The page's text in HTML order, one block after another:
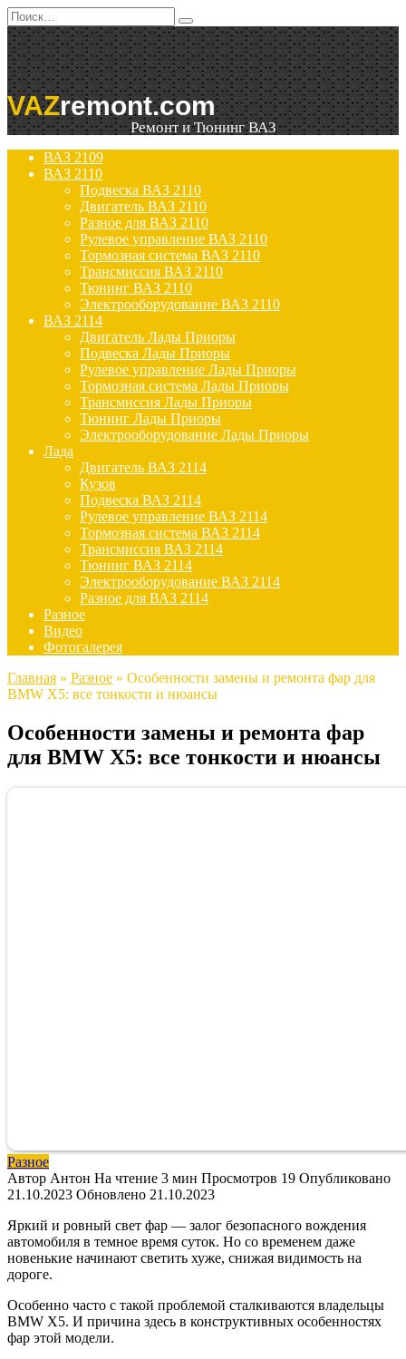
Перейти
к
содержанию
Search
for:
VAZremont.com
Ремонт и Тюнинг ВАЗ
ВАЗ 2109
ВАЗ 2110
Подвеска ВАЗ 2110
Двигатель ВАЗ 2110
Разное для ВАЗ 2110
Рулевое управление ВАЗ 2110
Тормозная система ВАЗ 2110
Трансмиссия ВАЗ 2110
Тюнинг ВАЗ 2110
Электрооборудование ВАЗ 2110
ВАЗ 2114
Двигатель Лады Приоры
Подвеска Лады Приоры
Рулевое управление Лады Приоры
Тормозная система Лады Приоры
Трансмиссия Лады Приоры
Тюнинг Лады Приоры
Электрооборудование Лады Приоры
Лада
Двигатель ВАЗ 2114
Кузов
Подвеска ВАЗ 2114
Рулевое управление ВАЗ 2114
Тормозная система ВАЗ 2114
Трансмиссия ВАЗ 2114
Тюнинг ВАЗ 2114
Электрооборудование ВАЗ 2114
Разное для ВАЗ 2114
Разное
Видео
Фотогалерея
Главная » Разное » Особенности замены и ремонта фар для
BMW X5: все тонкости и нюансы
Особенности замены и ремонта фар
для BMW X5: все тонкости и нюансы
Разное
Автор Антон На чтение 3 мин Просмотров 19 Опубликовано
21.10.2023 Обновлено 21.10.2023
Яркий и ровный свет фар — залог безопасного вождения
автомобиля в темное время суток. Но со временем даже
новенькие начинают светить хуже, снижая видимость на
дороге.
Особенно часто с такой проблемой сталкиваются владельцы
BMW X5. И причина здесь в конструктивных особенностях
фар этой модели.